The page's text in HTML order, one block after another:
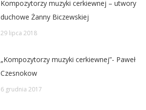
Kompozytorzy muzyki cerkiewnej – utwory
duchowe Żanny Biczewskiej
29 lipca 2018
„Kompozytorzy muzyki cerkiewnej”- Paweł
Czesnokow
6 grudnia 2017